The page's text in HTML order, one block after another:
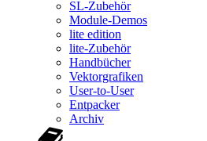
SL-Zubehör
Module-Demos
lite edition
lite-Zubehör
Handbücher
Vektorgrafiken
User-to-User
Entpacker
Archiv